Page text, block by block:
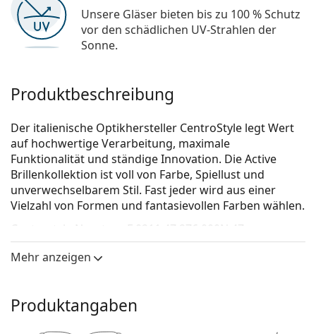
Unsere Gläser bieten bis zu 100 % Schutz
vor den schädlichen UV-Strahlen der
Sonne.
Produktbeschreibung
Der italienische Optikhersteller CentroStyle legt Wert
auf hochwertige Verarbeitung, maximale
Funktionalität und ständige Innovation. Die Active
Brillenkollektion ist voll von Farbe, Spiellust und
unverwechselbarem Stil. Fast jeder wird aus einer
Vielzahl von Formen und fantasievollen Farben wählen.
Centrostyle Neyeture F 0211 47 276 000N 47
(sonnenclip)ist eine Brille für Kinder.
Brillenfassung
kühlen Hauttönen und dunkelbraunen, schwarzen
Mehr anzeigen
Produktangaben